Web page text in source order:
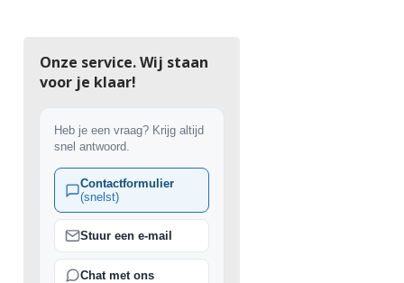
Onze service. Wij staan
voor je klaar!
Heb je een vraag? Krijg altijd
snel antwoord.
Contactformulier
(snelst)
Stuur een e-mail
Chat met ons